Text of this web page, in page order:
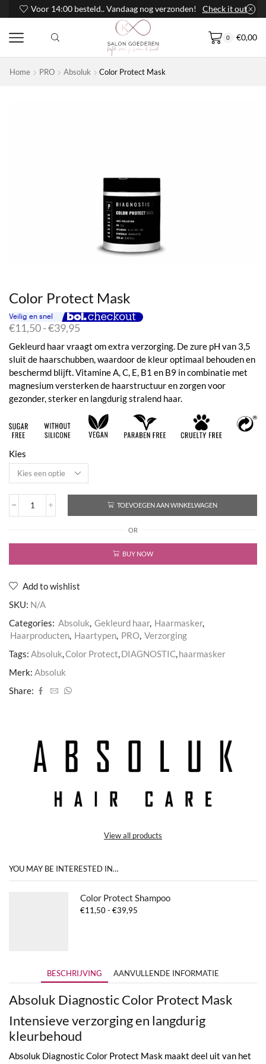
Voor 14:00 besteld.. Vandaag nog verzonden! Check it out
0 €0,00
Home PRO Absoluk Color Protect Mask
Color Protect Mask
€11,50-€39,95
tot
€39,95
Gekleurd haar vraagt om extra verzorging. De zure pH van 3,5
sluit de haarschubben, waardoor de kleur optimaal behouden en
beschermd blijft. Vitamine A, C, E, B1 en B9 in combinatie met
magnesium versterken de haarstructuur en zorgen voor
gezonder, sterker en langdurig stralend haar.
Kies
Color
aantal
TOEVOEGEN AAN WINKELWAGEN
OR
BUY NOW
Add to wishlist
SKU: N/A
Categories: Absoluk Gekleurd haar, Haarmasker,
Haarproducten Haartypen PRO Verzorging
Tags: Absoluk Color Protect DIAGNOSTIC haarmasker
Merk: Absoluk
Share:
View all products
YOU MAY BE INTERESTED IN…
Color Protect Shampoo
€11,50- €39,95
BESCHRIJVING AANVULLENDE INFORMATIE
Absoluk Diagnostic Color Protect Mask
Intensieve verzorging en langdurig
kleurbehoud
Absoluk Diagnostic Color Protect Mask maakt deel uit van het